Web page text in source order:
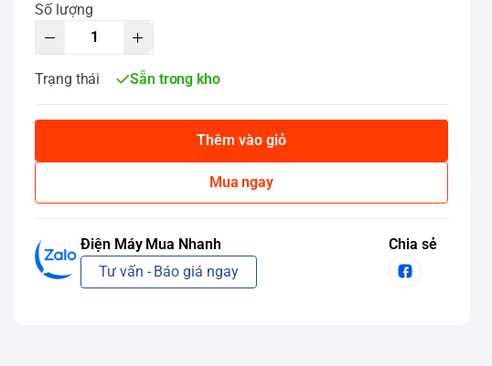
Số lượng
Trạng thái Sẵn trong kho
Thêm vào giỏ
Mua ngay
Điện Máy Mua Nhanh
Tư vấn - Báo giá ngay
Chia sẻ